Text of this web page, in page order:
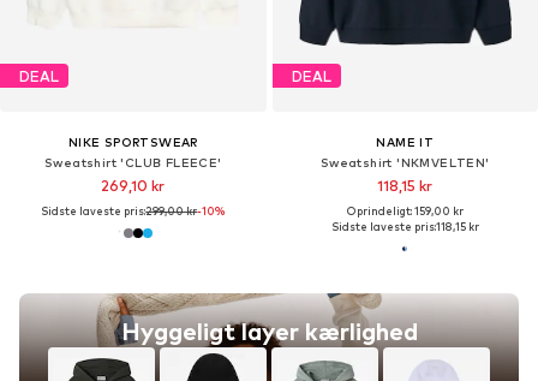
DEAL
NIKE SPORTSWEAR
Sweatshirt 'CLUB FLEECE'
269,10 kr
Sidste laveste pris:299,00 kr-10%
DEAL
NAME IT
Sweatshirt 'NKMVELTEN'
118,15 kr
Oprindeligt: 159,00 kr
Sidste laveste pris:118,15 kr
Hyggeligt layer kærlighed